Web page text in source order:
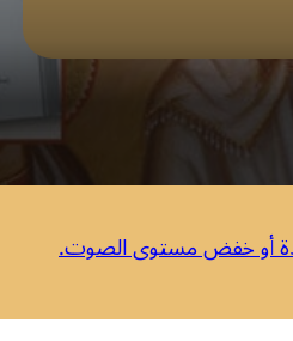
أو خفض مستوى الصوت.